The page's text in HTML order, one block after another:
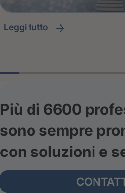
leggi tutto
Più di 6600
sono sempre
con soluzioni e